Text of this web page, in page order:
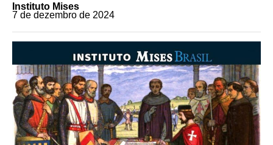
Instituto Mises
7 de dezembro de 2024